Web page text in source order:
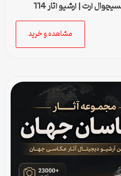
دانلود مجموعه 2254 اثر کانسپچوال آرت | آرشیو آثار 114
مشاهده و خرید